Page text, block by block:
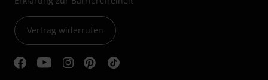
Vertrag widerrufen